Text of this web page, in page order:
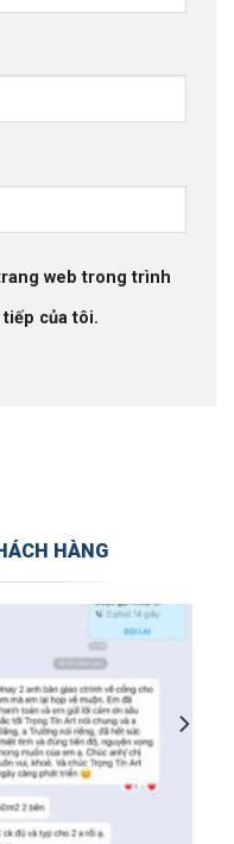
web trong trình
của tôi.
HÀNG